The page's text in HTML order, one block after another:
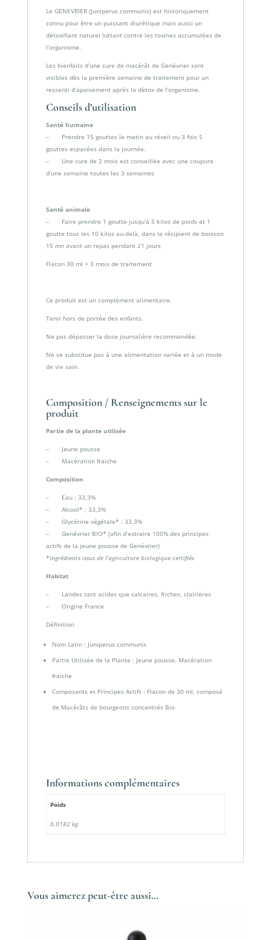
Le GENEVRIER (Juniperus communis) est historiquement
connu pour être un puissant diurétique mais aussi un
détoxifiant naturel luttant contre les toxines accumulées de
l’organisme.
Les bienfaits d’une cure de macérât de Genévrier sont
visibles dès la première semaine de traitement pour un
ressenti d’apaisement après la détox de l’organisme.
Conseils d’utilisation
Santé humaine
– Prendre 15 gouttes le matin au réveil ou 3 fois 5
gouttes espacées dans la journée.
– Une cure de 2 mois est conseillée avec une coupure
d’une semaine toutes les 3 semaines
Santé animale
– Faire prendre 1 goutte jusqu’à 5 kilos de poids et 1
goutte tous les 10 kilos au-delà, dans le récipient de boisson
15 mn avant un repas pendant 21 jours
Flacon 30 ml = 3 mois de traitement
Ce produit est un complément alimentaire.
Tenir hors de portée des enfants.
Ne pas dépasser la dose journalière recommandée.
Ne se substitue pas à une alimentation variée et à un mode
de vie sain.
Composition / Renseignements sur le
produit
Partie de la plante utilisée
– Jeune pousse
– Macération fraiche
Composition
– Eau : 33,3%
– Alcool* : 33,3%
– Glycérine végétale* : 33,3%
– Genévrier BIO* (afin d’extraire 100% des principes
actifs de la jeune pousse de Genévrier)
*Ingrédients issus de l’agriculture biologique certifiés
Habitat
– Landes tant acides que calcaires, friches, clairières
– Origine France
Définition
Nom Latin : Juniperus communis
Partie Utilisée de la Plante : Jeune pousse, Macération
fraiche
Composants et Principes Actifs : Flacon de 30 ml, composé
de Macérâts de bourgeons concentrés Bio
Informations complémentaires
Poids
0,0182 kg
Vous aimerez peut-être aussi…